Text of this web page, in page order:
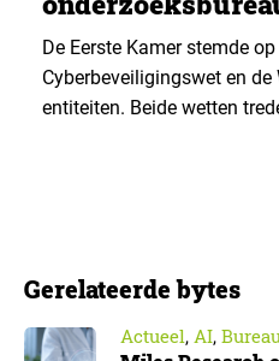
De Eerste Kamer stemde
Cyberbeveiligingswet en
entiteiten. Beide wetten
onderzoeksorganisatie. De
Gerelateerde bytes
Actueel, AI,